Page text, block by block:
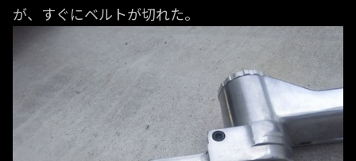
が、すぐにベルトが切れた。